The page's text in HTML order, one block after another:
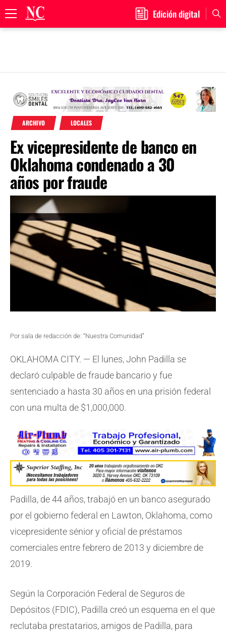
content
Edición digital
ARCHIVO LOCALES
Ex vicepresidente de banco en
Oklahoma condenado a 30
años por fraude
Por sala de redacción de: “Nuestra Comunidad”
OKLAHOMA CITY. — El lunes, John Padilla se
declaró culpable de fraude bancario y fue
sentenciado a hasta 30 años en una prisión federal
con una multa de $1,000,000.
Padilla, de 44 años, trabajó en un banco asegurado
por el gobierno federal en Lawton, Oklahoma, como
vicepresidente sénior y oficial de préstamos
comerciales entre febrero de 2013 y diciembre de
2019.
Según la Corporación Federal de Seguros de
Depósitos (FDIC), Padilla creó un esquema en el que
reclutaba prestatarios, amigos de Padilla, para